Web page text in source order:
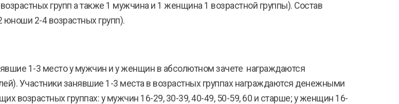
групп а также 1 мужчина и 1 женщина 1 возрастной группы). Состав
2-4 возрастных групп).
1-3 место у мужчин и у женщин в абсолютном зачете награждаются
Участники занявшие 1-3 места в возрастных группах награждаются денежными
возрастных группах: у мужчин 16-29, 30-39, 40-49, 50-59, 60 и старше; у женщин 16-